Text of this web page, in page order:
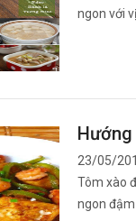
ngon với
23/05/
Tôm xào
ngon đậm